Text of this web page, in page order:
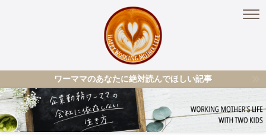
ワーママのあなたに絶対読んでほしい記事